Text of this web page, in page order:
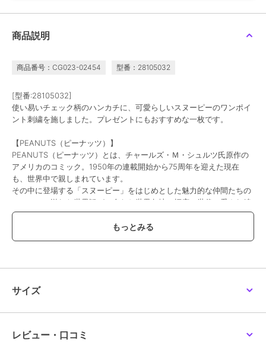
商品説明
商品番号：CG023-02454 型番：28105032
[型番:28105032]
使い易いチェック柄のハンカチに、可愛らしいスヌーピーのワンポイ
ント刺繍を施しました。プレゼントにもおすすめな一枚です。
【PEANUTS（ピーナッツ）】
PEANUTS（ピーナッツ）とは、チャールズ・Ｍ・シュルツ氏原作の
アメリカのコミック。1950年の連載開始から75周年を迎えた現在
も、世界中で親しまれています。
その中に登場する「スヌーピー」をはじめとした魅力的な仲間たちの
ユーモアに溢れた世界観が、今なお世界各地の幅広い世代に愛され続
けています。
【ハンカチーフのプレゼント】
えてはいかがですか。
きちんとした印象に。清潔なハンカチで手を拭く、汗を拭く、涙をふ
サイズ
レビュー・口コミ